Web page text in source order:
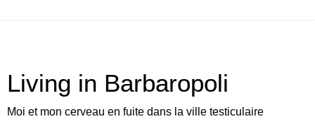
Living in Barbaropoli
Moi et mon cerveau en fuite dans la ville testiculaire